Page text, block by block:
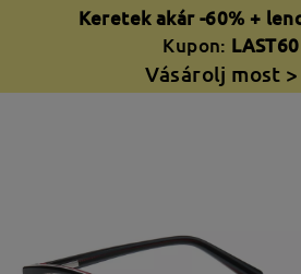
Keretek akár -60% +
Kupon: LAST60
Vásárolj most >